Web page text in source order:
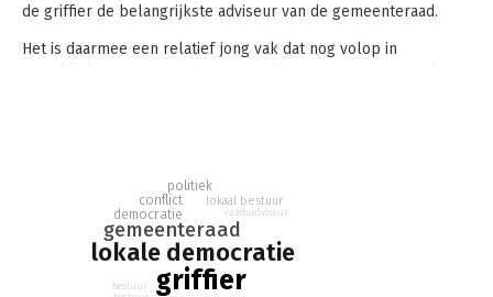
de griffier de belangrijkste adviseur van de gemeenteraad.
Het is daarmee een relatief jong vak dat nog volop in
vergelijking maakt een multidisciplinaire benadering mogelijk.
De griffier is vertegenwoordiger van de gemeenteraad,
mediator, aanjager van een conflictvaardige raad en
poortwachter. De rollen worden nader beschreven en
toegelicht. Ook biedt het boek de praktische handvatten om
griffier
lokale democratie
gemeenteraad
democratie
conflict
politiek
lokaal bestuur
raadsadviseur
bestuur